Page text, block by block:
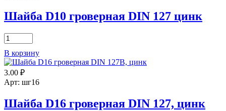
цинк
Шайба D10 гроверная DIN 127 цинк
Количество
товара
Шайба
D10
гроверная
DIN
цинк
В корзину
3.00 ₽
Арт: шг16
Шайба D16 гроверная DIN 127, цинк